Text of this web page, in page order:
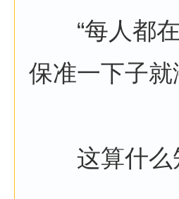
“每人都在
保准一下子就
这算什么